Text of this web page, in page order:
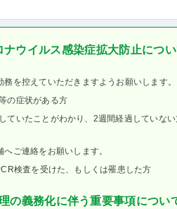
ナウイルス感染症拡大防止につ
を控えていただきますようお願いします。
の症状がある方
ていたことがわかり、2週間経過していな
ご連絡をお願いします。
検査を受けた、もしくは罹患した方
の義務化に伴う重要事項につい